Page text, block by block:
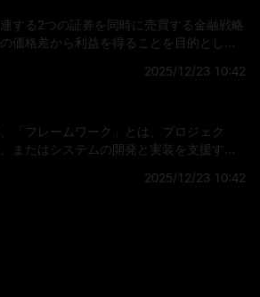
証券または市場指数のリターン
する2つの証券を同時に売買する金融戦略
価格差から利益を得ることを目的として
の差を発見したときに実行され、時間の
格が収束することから利益を得ようとし
まり、その資産を現在売買
2025/12/23 10:42
「フレームワーク」とは、プロジェク
またはシステムの開発と実装を支援する
指します。複雑な問題を解決したり、特
2025/12/23 10:42